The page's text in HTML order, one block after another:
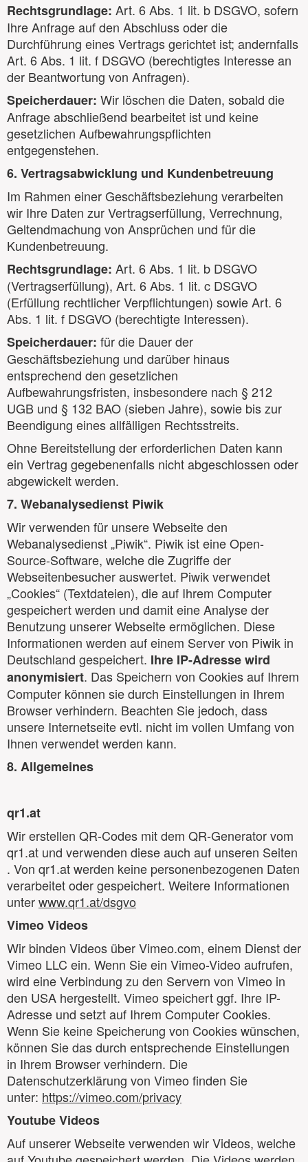
Rechtsgrundlage: Art. 6 Abs. 1 lit. b DSGVO, sofern
Ihre Anfrage auf den Abschluss oder die
Durchführung eines Vertrags gerichtet ist; andernfalls
Art. 6 Abs. 1 lit. f DSGVO (berechtigtes Interesse an
der Beantwortung von Anfragen).
Speicherdauer: Wir löschen die Daten, sobald die
Anfrage abschließend bearbeitet ist und keine
gesetzlichen Aufbewahrungspflichten
entgegenstehen.
6. Vertragsabwicklung und Kundenbetreuung
Im Rahmen einer Geschäftsbeziehung verarbeiten
wir Ihre Daten zur Vertragserfüllung, Verrechnung,
Geltendmachung von Ansprüchen und für die
Kundenbetreuung.
Rechtsgrundlage: Art. 6 Abs. 1 lit. b DSGVO
(Vertragserfüllung), Art. 6 Abs. 1 lit. c DSGVO
(Erfüllung rechtlicher Verpflichtungen) sowie Art. 6
Abs. 1 lit. f DSGVO (berechtigte Interessen).
Speicherdauer: für die Dauer der
Geschäftsbeziehung und darüber hinaus
entsprechend den gesetzlichen
Aufbewahrungsfristen, insbesondere nach § 212
UGB und § 132 BAO (sieben Jahre), sowie bis zur
Beendigung eines allfälligen Rechtsstreits.
Ohne Bereitstellung der erforderlichen Daten kann
ein Vertrag gegebenenfalls nicht abgeschlossen oder
abgewickelt werden.
7. Webanalysedienst Piwik
Wir verwenden für unsere Webseite den
Webanalysedienst „Piwik“. Piwik ist eine Open-
Source-Software, welche die Zugriffe der
Webseitenbesucher auswertet. Piwik verwendet
„Cookies“ (Textdateien), die auf Ihrem Computer
gespeichert werden und damit eine Analyse der
Benutzung unserer Webseite ermöglichen. Diese
Informationen werden auf einem Server von Piwik in
Deutschland gespeichert. Ihre IP-Adresse wird
anonymisiert. Das Speichern von Cookies auf Ihrem
Computer können sie durch Einstellungen in Ihrem
Browser verhindern. Beachten Sie jedoch, dass
unsere Internetseite evtl. nicht im vollen Umfang von
Ihnen verwendet werden kann.
8. Allgemeines
qr1.at
Wir erstellen QR-Codes mit dem QR-Generator vom
qr1.at und verwenden diese auch auf unseren Seiten
. Von qr1.at werden keine personenbezogenen Daten
verarbeitet oder gespeichert. Weitere Informationen
unterwww.qr1.at/dsgvo
Vimeo Videos
Wir binden Videos über Vimeo.com, einem Dienst der
Vimeo LLC ein. Wenn Sie ein Vimeo-Video aufrufen,
wird eine Verbindung zu den Servern von Vimeo in
den USA hergestellt. Vimeo speichert ggf. Ihre IP-
Adresse und setzt auf Ihrem Computer Cookies.
Wenn Sie keine Speicherung von Cookies wünschen,
können Sie das durch entsprechende Einstellungen
in Ihrem Browser verhindern. Die
Datenschutzerklärung von Vimeo finden Sie
unter: https://vimeo.com/privacy
Youtube Videos
Auf unserer Webseite verwenden wir Videos, welche